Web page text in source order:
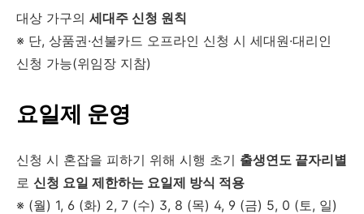
대상 가구의 세대주 신청 원칙
※ 단, 상품권·선불카드 오프라인 신청 시 세대원·대리인
신청 가능(위임장 지참)
요일제 운영
신청 시 혼잡을 피하기 위해 시행 초기 출생연도 끝자리별
로 신청 요일 제한하는 요일제 방식 적용
※ (월) 1, 6 (화) 2, 7 (수) 3, 8 (목) 4, 9 (금) 5, 0 (토, 일)